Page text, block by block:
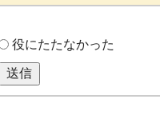
役にたたなかった
送信